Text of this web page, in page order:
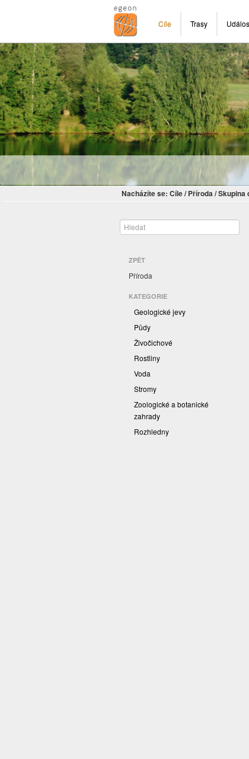
Cíle Trasy
Nacházíte se: Cíle/ Příroda/Skupina
ZPĚT
Příroda
KATEGORIE
Geologické jevy
Půdy
Živočichové
Rostliny
Voda
Stromy
Zoologické a botanické
zahrady
Rozhledny